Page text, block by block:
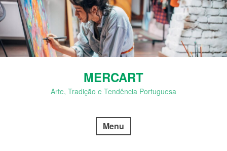
Skip
to
content
MERCART
Arte, Tradição e Tendência Portuguesa
Menu